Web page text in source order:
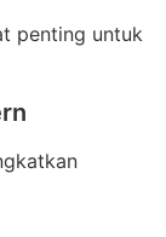
penting untuk